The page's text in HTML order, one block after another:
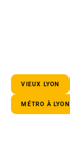
VIEUX LYON
MÉTRO À LYON